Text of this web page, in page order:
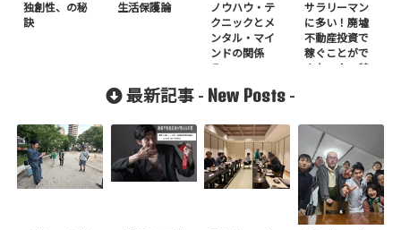
独創性、の秘
訣
生活保護論
ノウハウ・テ
クニックとメ
ンタル・マイ
ンドの関係
その2
サラリーマン
に多い！廃墟
不動産投資で
稼ぐことがで
きない人の特
最新記事 - New Posts -